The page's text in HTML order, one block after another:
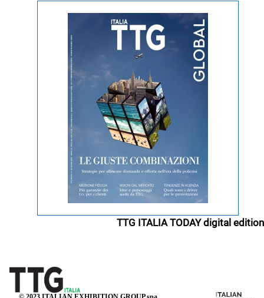
TTG ITALIA TODAY digital edition